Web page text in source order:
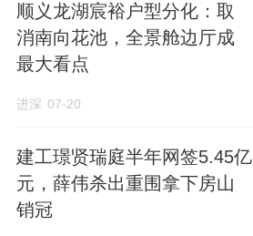
顺义龙湖宸裕户型分化：取
消南向花池，全景舱边厅成
最大看点
进深 07-20
建工璟贤瑞庭半年网签5.45亿
元，薛伟杀出重围拿下房山
销冠